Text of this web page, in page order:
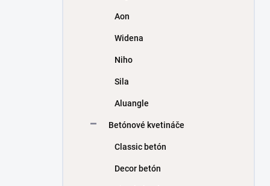
Aon
Widena
Niho
Sila
Aluangle
Betónové kvetináče
Classic betón
Decor betón